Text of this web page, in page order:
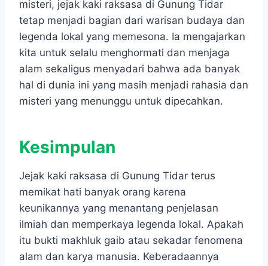
misteri, jejak kaki raksasa di Gunung Tidar
tetap menjadi bagian dari warisan budaya dan
legenda lokal yang memesona. Ia mengajarkan
kita untuk selalu menghormati dan menjaga
alam sekaligus menyadari bahwa ada banyak
hal di dunia ini yang masih menjadi rahasia dan
misteri yang menunggu untuk dipecahkan.
Kesimpulan
Jejak kaki raksasa di Gunung Tidar terus
memikat hati banyak orang karena
keunikannya yang menantang penjelasan
ilmiah dan memperkaya legenda lokal. Apakah
itu bukti makhluk gaib atau sekadar fenomena
alam dan karya manusia. Keberadaannya